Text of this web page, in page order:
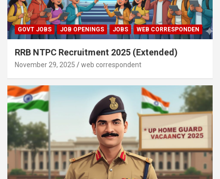
GOVT JOBS JOB OPENINGS JOBS WEB CORRESPONDEN
RRB NTPC Recruitment 2025 (Extended)
November 29, 2025 web correspondent